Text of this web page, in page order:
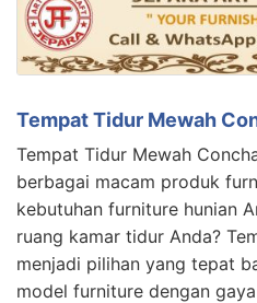
Tempat Tidur Mewah
Tempat Tidur Mewah
berbagai macam produk
kebutuhan furniture hunian
ruang kamar tidur Anda?
menjadi pilihan yang tepat
model furniture dengan